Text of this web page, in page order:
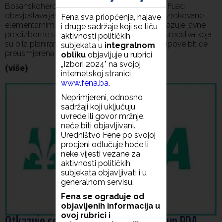
Fena sva priopćenja, najave
i druge sadržaje koji se tiču
aktivnosti političkih
subjekata u integralnom
obliku objavljuje u rubrici
„Izbori 2024" na svojoj
internetskoj stranici
www.fena.ba.
Neprimjereni, odnosno
sadržaji koji uključuju
uvrede ili govor mržnje,
neće biti objavljivani.
Uredništvo Fene po svojoj
procjeni odlučuje hoće li
neke vijesti vezane za
aktivnosti političkih
subjekata objavljivati i u
generalnom servisu.
Fena se ograđuje od
objavljenih informacija u
ovoj rubrici i
Bosanskohercegovačka inicijativa Kasumović Fuad
obavještava javnost da, zbog teške situacije uzrokovane
elementarnim vremenskim nepogodama, otkazuje javne
predizborne skupove u svim gradovima. Sva sredstva koja
su bila planirana za centralne predizborne skupove bit će
preusmjerena za pomoć nastradalima.
(više)